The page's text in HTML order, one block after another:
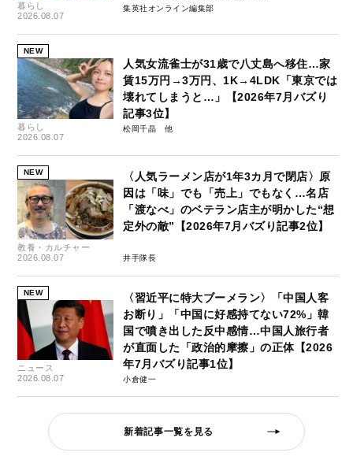
暮らし
2026.08.07
集英社オンライン編集部
NEW
暮らし
2026.08.07
人気女流雀士が31歳で八丈島へ移住…家
賃15万円→3万円、1K→4LDK「東京では
壊れてしまうと…」【2026年7月バズり
記事3位】
松岡千晶
NEW
教養・カルチャー
2026.08.07
〈人気ラーメン店が1年3カ月で閉店〉原
因は「味」でも「売上」でもなく…名店
「渡なべ」のベテラン店主が明かした“想
定外の敵”【2026年7月バズり記事2位】
井手隊長
NEW
ニュース
2026.08.07
〈習近平に特大ブーメラン〉「中国人客
お断り」「中国に好感持てない72%」韓
国で噴き出した反中感情…中国人旅行者
が直面した「政治的摩擦」の正体【2026
年7月バズり記事1位】
小倉健一
新着記事一覧を見る